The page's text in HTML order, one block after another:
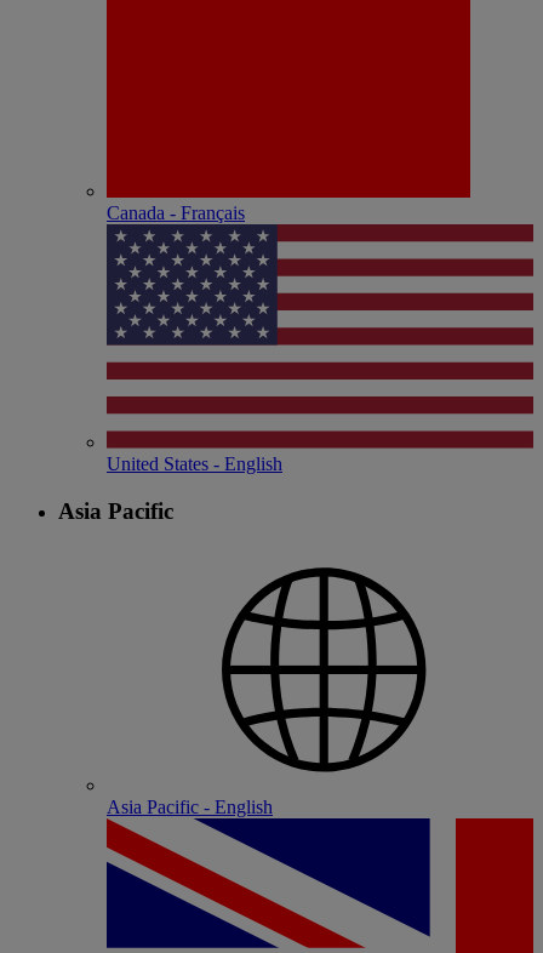
Canada - Français
United States - English
Asia Pacific
Asia Pacific - English